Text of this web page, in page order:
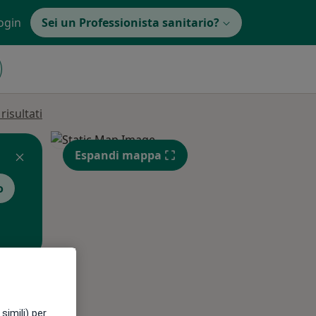
Sei un Professionista sanitario?
Espandi mappa
per